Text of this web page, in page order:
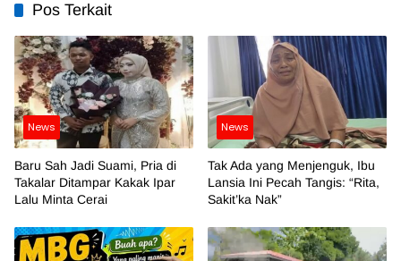
Pos Terkait
News
Baru Sah Jadi Suami, Pria di
Takalar Ditampar Kakak Ipar
Lalu Minta Cerai
News
Tak Ada yang Menjenguk, Ibu
Lansia Ini Pecah Tangis: “Rita,
Sakit’ka Nak”